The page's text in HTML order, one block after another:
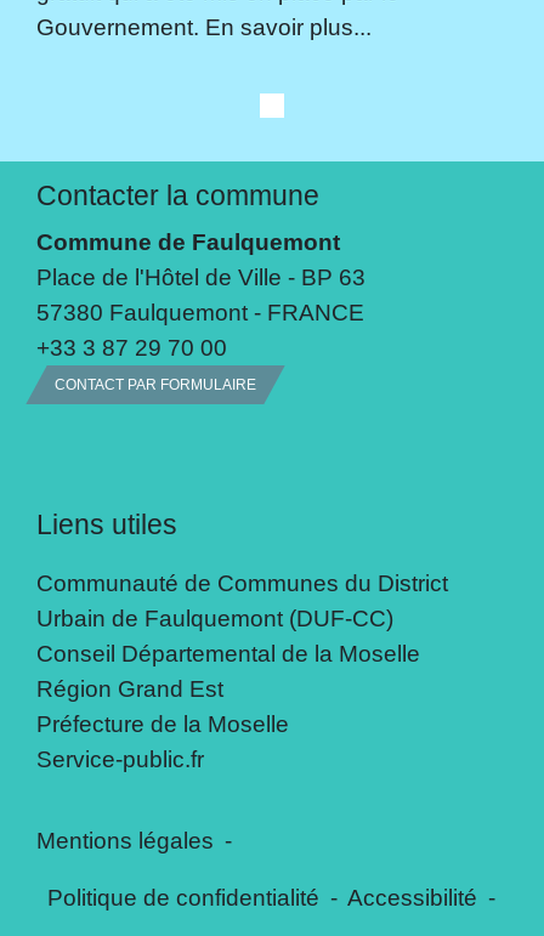
Gouvernement. En savoir plus...
Contacter la commune
Commune de Faulquemont
Place de l'Hôtel de Ville - BP 63
57380 Faulquemont - FRANCE
+33 3 87 29 70 00
CONTACT PAR FORMULAIRE
Liens utiles
Communauté de Communes du District
Urbain de Faulquemont (DUF-CC)
Conseil Départemental de la Moselle
Région Grand Est
Préfecture de la Moselle
Service-public.fr
Mentions légales -
Politique de confidentialité - Accessibilité -